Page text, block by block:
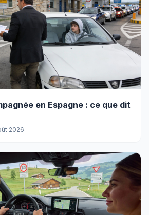
en Espagne : ce que dit
2026